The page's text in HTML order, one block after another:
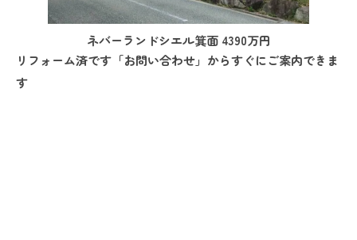
ネバーランドシエル箕面 4390万円
リフォーム済です「お問い合わせ」からすぐにご案内できま
す